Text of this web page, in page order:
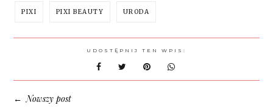
PIXI PIXI BEAUTY URODA
UDOSTĘPNIJ TEN WPIS:
←Nowszy post